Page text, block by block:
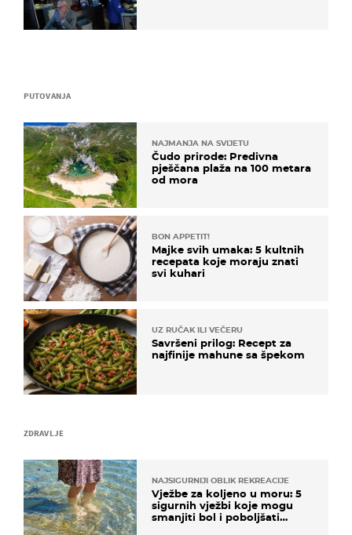
ZDRAVLJE
NAJSIGURNIJI OBLIK REKREACIJE
Vježbe za koljeno u moru: 5
sigurnih vježbi koje mogu
smanjiti bol i poboljšati
PUTOVANJA
NAJMANJA NA SVIJETU
Čudo prirode: Predivna
pješčana plaža na 100 metara
od mora
BON APPETIT!
Majke svih umaka: 5 kultnih
recepata koje moraju znati
svi kuhari
UZ RUČAK ILI VEČERU
Savršeni prilog: Recept za
najfinije mahune sa špekom